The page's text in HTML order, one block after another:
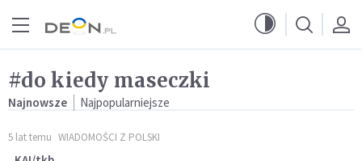
#do kiedy maseczki
Najnowsze Najpopularniejsze
5 lat temu WIADOMOŚCI Z POLSKI